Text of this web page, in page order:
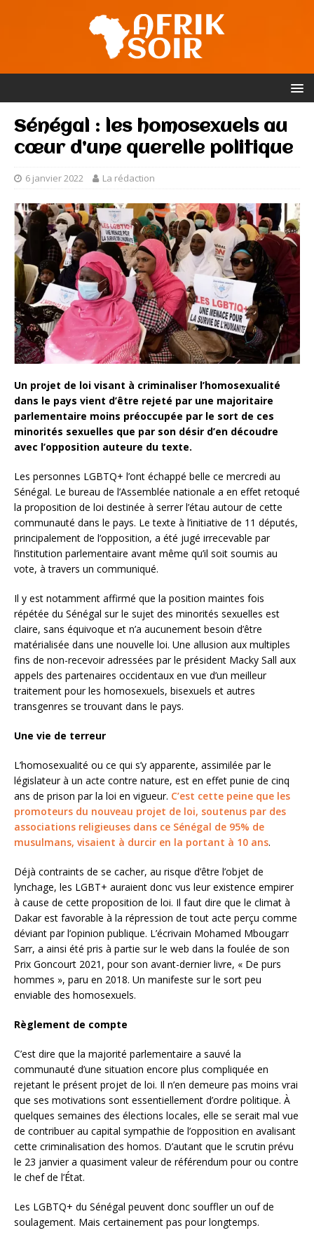
Sénégal : les homosexuels au
cœur d’une querelle politique
6 janvier 2022 La rédaction
Un projet de loi visant à criminaliser l’homosexualité
dans le pays vient d’être rejeté par une majoritaire
parlementaire moins préoccupée par le sort de ces
minorités sexuelles que par son désir d’en découdre
avec l’opposition auteure du texte.
Les personnes LGBTQ+ l’ont échappé belle ce mercredi au
Sénégal. Le bureau de l’Assemblée nationale a en effet retoqué
la proposition de loi destinée à serrer l’étau autour de cette
communauté dans le pays. Le texte à l’initiative de 11 députés,
principalement de l’opposition, a été jugé irrecevable par
l’institution parlementaire avant même qu’il soit soumis au
vote, à travers un communiqué.
Il y est notamment affirmé que la position maintes fois
répétée du Sénégal sur le sujet des minorités sexuelles est
claire, sans équivoque et n’a aucunement besoin d’être
matérialisée dans une nouvelle loi. Une allusion aux multiples
fins de non-recevoir adressées par le président Macky Sall aux
appels des partenaires occidentaux en vue d’un meilleur
traitement pour les homosexuels, bisexuels et autres
transgenres se trouvant dans le pays.
Une vie de terreur
L’homosexualité ou ce qui s’y apparente, assimilée par le
législateur à un acte contre nature, est en effet punie de cinq
ans de prison par la loi en vigueur. C’est cette peine que les
promoteurs du nouveau projet de loi, soutenus par des
associations religieuses dans ce Sénégal de 95% de
musulmans, visaient à durcir en la portant à 10 ans.
Déjà contraints de se cacher, au risque d’être l’objet de
lynchage, les LGBT+ auraient donc vus leur existence empirer
à cause de cette proposition de loi. Il faut dire que le climat à
Dakar est favorable à la répression de tout acte perçu comme
déviant par l’opinion publique. L’écrivain Mohamed Mbougarr
Sarr, a ainsi été pris à partie sur le web dans la foulée de son
Prix Goncourt 2021, pour son avant-dernier livre, « De purs
hommes », paru en 2018. Un manifeste sur le sort peu
enviable des homosexuels.
Règlement de compte
C’est dire que la majorité parlementaire a sauvé la
communauté d’une situation encore plus compliquée en
rejetant le présent projet de loi. Il n’en demeure pas moins vrai
que ses motivations sont essentiellement d’ordre politique. À
quelques semaines des élections locales, elle se serait mal vue
de contribuer au capital sympathie de l’opposition en avalisant
cette criminalisation des homos. D’autant que le scrutin prévu
le 23 janvier a quasiment valeur de référendum pour ou contre
le chef de l’État.
Les LGBTQ+ du Sénégal peuvent donc souffler un ouf de
soulagement. Mais certainement pas pour longtemps.